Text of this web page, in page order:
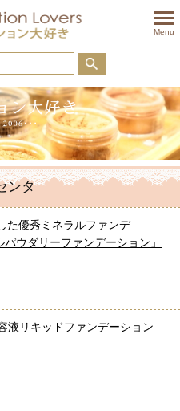
Menu
ンタ
た優秀ミネラルファンデ
パウダリーファンデーション」
液リキッドファンデーション